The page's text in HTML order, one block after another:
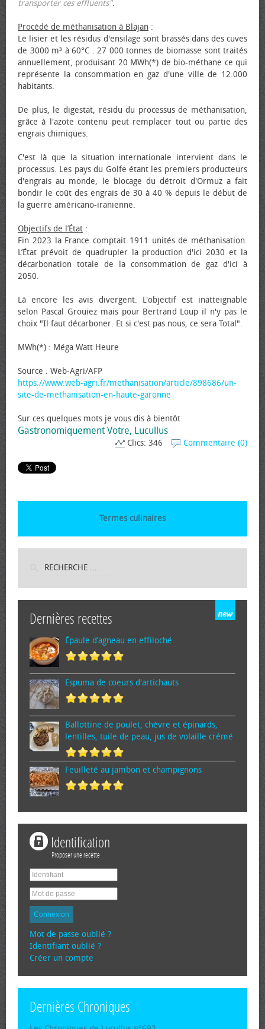
transporter ces effluents".
Procédé de méthanisation à Blajan :
Le lisier et les résidus d'ensilage sont brassés dans des cuves
de 3000 m³ à 60°C . 27 000 tonnes de biomasse sont traités
annuellement, produisant 20 MWh(*) de bio-méthane ce qui
représente la consommation en gaz d'une ville de 12.000
habitants.
De plus, le digestat, résidu du processus de méthanisation,
grâce à l'azote contenu peut remplacer tout ou partie des
engrais chimiques.
C'est là que la situation internationale intervient dans le
processus. Les pays du Golfe étant les premiers producteurs
d'engrais au monde, le blocage du détroit d'Ormuz a fait
bondir le coût des engrais de 30 à 40 % depuis le début de
la guerre américano-iranienne.
Objectifs de l’État :
Fin 2023 la France comptait 1911 unités de méthanisation.
L’État prévoit de quadrupler la production d'ici 2030 et la
décarbonation totale de la consommation de gaz d'ici à
2050.
Là encore les avis divergent. L'objectif est inatteignable
selon Pascal Grouiez mais pour Bertrand Loup il n'y pas le
choix "Il faut décarboner. Et si c'est pas nous, ce sera Total".
MWh(*) : Méga Watt Heure
Source : Web-Agri/AFP
https://www.web-agri.fr/methanisation/article/898686/un-
site-de-methanisation-en-haute-garonne
Sur ces quelques mots je vous dis à bientôt
Gastronomiquement Votre, Lucullus
Commentaire (0)
Clics: 346
Termes culinaires
Dernières recettes
Épaule d’agneau en effiloché
Espuma de cœurs d'artichauts
Ballottine de poulet, chèvre et épinards,
lentilles, tuile de peau, jus de volaille crémé
Feuilleté au jambon et champignons
Identification
Proposer une recette
Connexion
Mot de passe oublié ?
Identifiant oublié ?
Créer un compte
Dernières Chroniques